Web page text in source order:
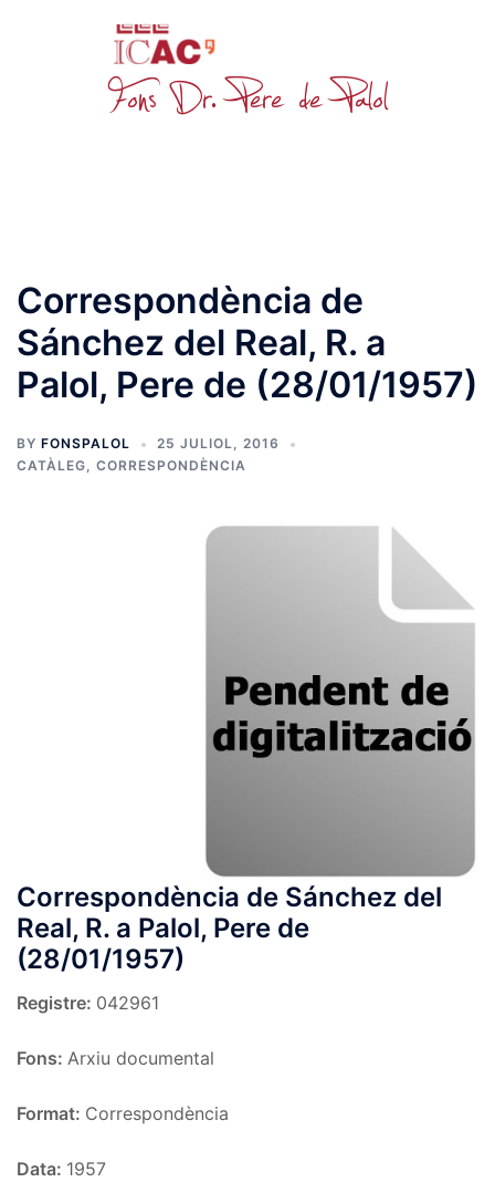
Correspondència de
Sánchez del Real, R. a
Palol, Pere de (28/01/1957)
BY FONSPALOL
25 JULIOL, 2016
CATÀLEG, CORRESPONDÈNCIA
Correspondència de Sánchez del
Real, R. a Palol, Pere de
(28/01/1957)
Registre: 042961
Fons: Arxiu documental
Format: Correspondència
Data: 1957